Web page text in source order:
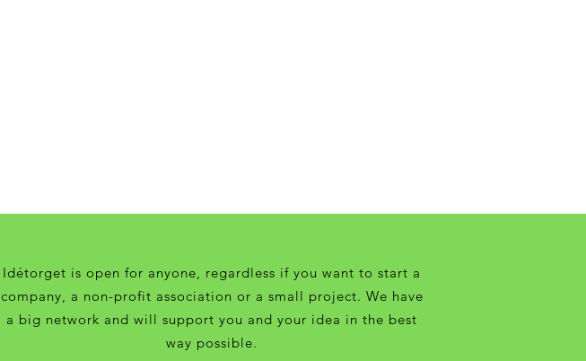
Idétorget is open for anyone, regardless if you want to start a
company, a non-profit association or a small project. We have
a big network and will support you and your idea in the best
way possible.